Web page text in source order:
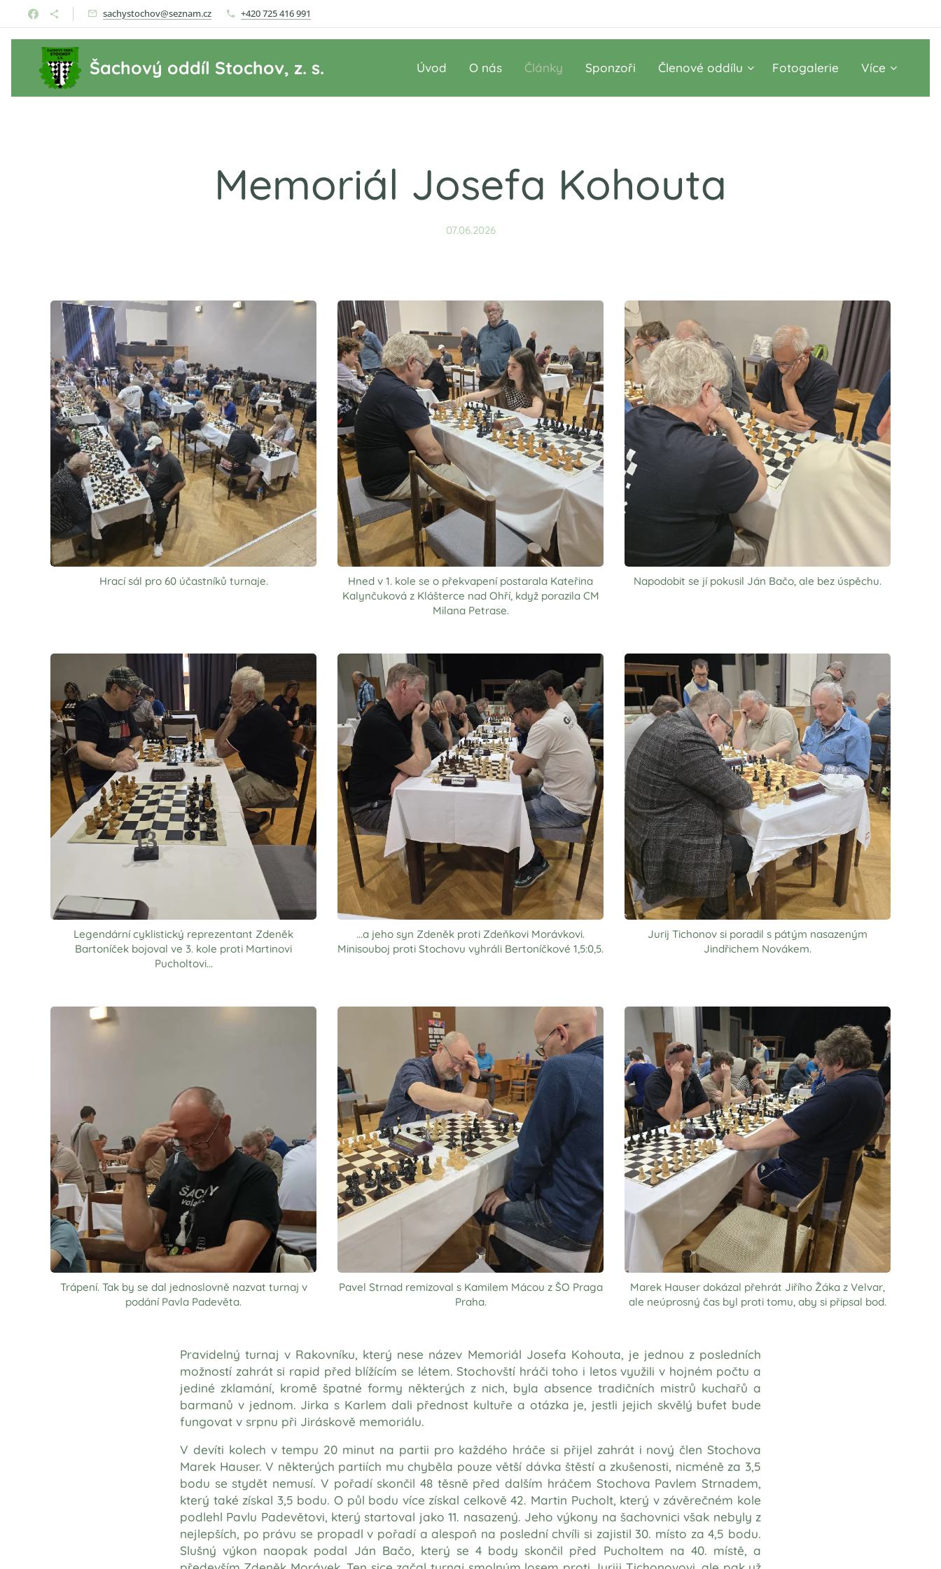
sachystochov@seznam.cz +420 725 416 991
Šachový oddíl Stochov, z. s. Úvod O nás Články Sponzoři Členové oddílu Fotogalerie Více
Memoriál Josefa Kohouta
07.06.2026
Hrací sál pro 60 účastníků turnaje.
Hned v 1. kole se o překvapení postarala Kateřina
Kalynčuková z Klášterce nad Ohří, když porazila CM
Milana Petrase.
Napodobit se jí pokusil Ján Bačo, ale bez úspěchu.
Legendární cyklistický reprezentant Zdeněk
Bartoníček bojoval ve 3. kole proti Martinovi
Pucholtovi...
...a jeho syn Zdeněk proti Zdeňkovi Morávkovi.
Minisouboj proti Stochovu vyhráli Bertoníčkové 1,5:0,5.
Jurij Tichonov si poradil s pátým nasazeným
Jindřichem Novákem.
Trápení. Tak by se dal jednoslovně nazvat turnaj v
podání Pavla Padevěta.
Pavel Strnad remizoval s Kamilem Mácou z ŠO Praga
Praha.
Marek Hauser dokázal přehrát Jiřího Žáka z Velvar,
ale neúprosný čas byl proti tomu, aby si připsal bod.
Pravidelný turnaj v Rakovníku, který nese název Memoriál Josefa Kohouta, je jednou z posledních
možností zahrát si rapid před blížícím se létem. Stochovští hráči toho i letos využili v hojném počtu a
jediné zklamání, kromě špatné formy některých z nich, byla absence tradičních mistrů kuchařů a
barmanů v jednom. Jirka s Karlem dali přednost kultuře a otázka je, jestli jejich skvělý bufet bude
fungovat v srpnu při Jiráskově memoriálu.
V devíti kolech v tempu 20 minut na partii pro každého hráče si přijel zahrát i nový člen Stochova
Marek Hauser. V některých partiích mu chyběla pouze větší dávka štěstí a zkušenosti, nicméně za 3,5
bodu se stydět nemusí. V pořadí skončil 48 těsně před dalším hráčem Stochova Pavlem Strnadem,
který také získal 3,5 bodu. O půl bodu více získal celkově 42. Martin Pucholt, který v závěrečném kole
podlehl Pavlu Padevětovi, který startoval jako 11. nasazený. Jeho výkony na šachovnici však nebyly z
nejlepších, po právu se propadl v pořadí a alespoň na poslední chvíli si zajistil 30. místo za 4,5 bodu.
Slušný výkon naopak podal Ján Bačo, který se 4 body skončil před Pucholtem na 40. místě, a